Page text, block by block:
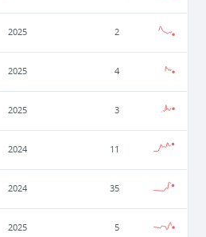
2025 2
2025 4
2025 3
2024 11
2024 35
2025 5